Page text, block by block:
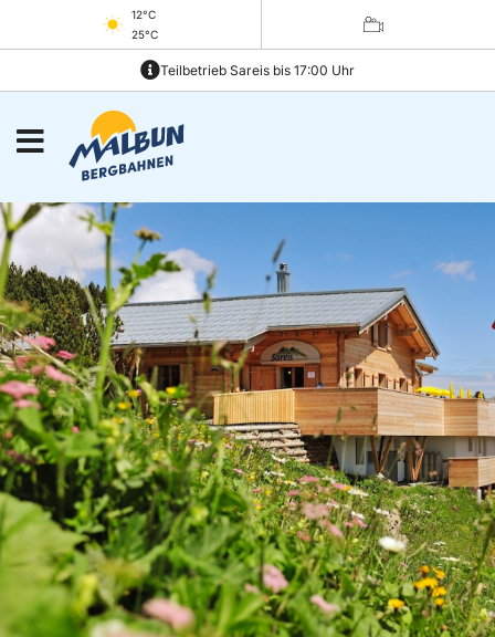
12°C
25°C
Teilbetrieb Sareis bis 17:00 Uhr